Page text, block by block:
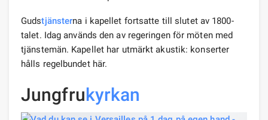
Gudstjänsterna i kapellet fortsatte till slutet av 1800-
talet. Idag används den av regeringen för möten med
tjänstemän. Kapellet har utmärkt akustik: konserter
hålls regelbundet här.
Jungfrukyrkan